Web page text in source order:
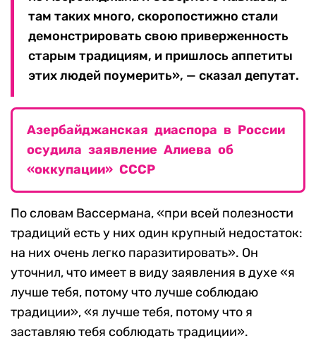
там таких много, скоропостижно стали
демонстрировать свою приверженность
старым традициям, и пришлось аппетиты
этих людей поумерить», — сказал депутат.
Азербайджанская диаспора в России
осудила заявление Алиева об
«оккупации» СССР
По словам Вассермана, «при всей полезности
традиций есть у них один крупный недостаток:
на них очень легко паразитировать». Он
уточнил, что имеет в виду заявления в духе «я
лучше тебя, потому что лучше соблюдаю
традиции», «я лучше тебя, потому что я
заставляю тебя соблюдать традиции».